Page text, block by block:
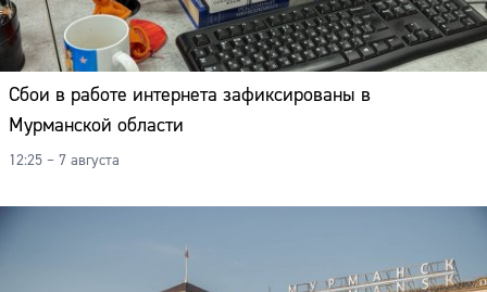
Сбои в работе интернета зафиксированы в
Мурманской области
12:25 – 7 августа